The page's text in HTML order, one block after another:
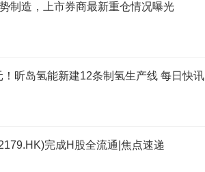
制造，上市券商最新重仓情况曝光
！昕岛氢能新建12条制氢生产线 每日快讯
完成H股全流通|焦点速递